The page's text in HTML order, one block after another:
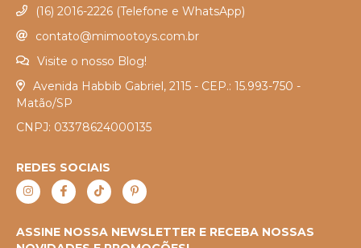
(16) 2016-2226 (Telefone e WhatsApp)
contato@mimootoys.com.br
Visite o nosso Blog!
Avenida Habbib Gabriel, 2115 - CEP.: 15.993-750 -
Matão/SP
CNPJ: 03378624000135
REDES SOCIAIS
ASSINE NOSSA NEWSLETTER E RECEBA NOSSAS